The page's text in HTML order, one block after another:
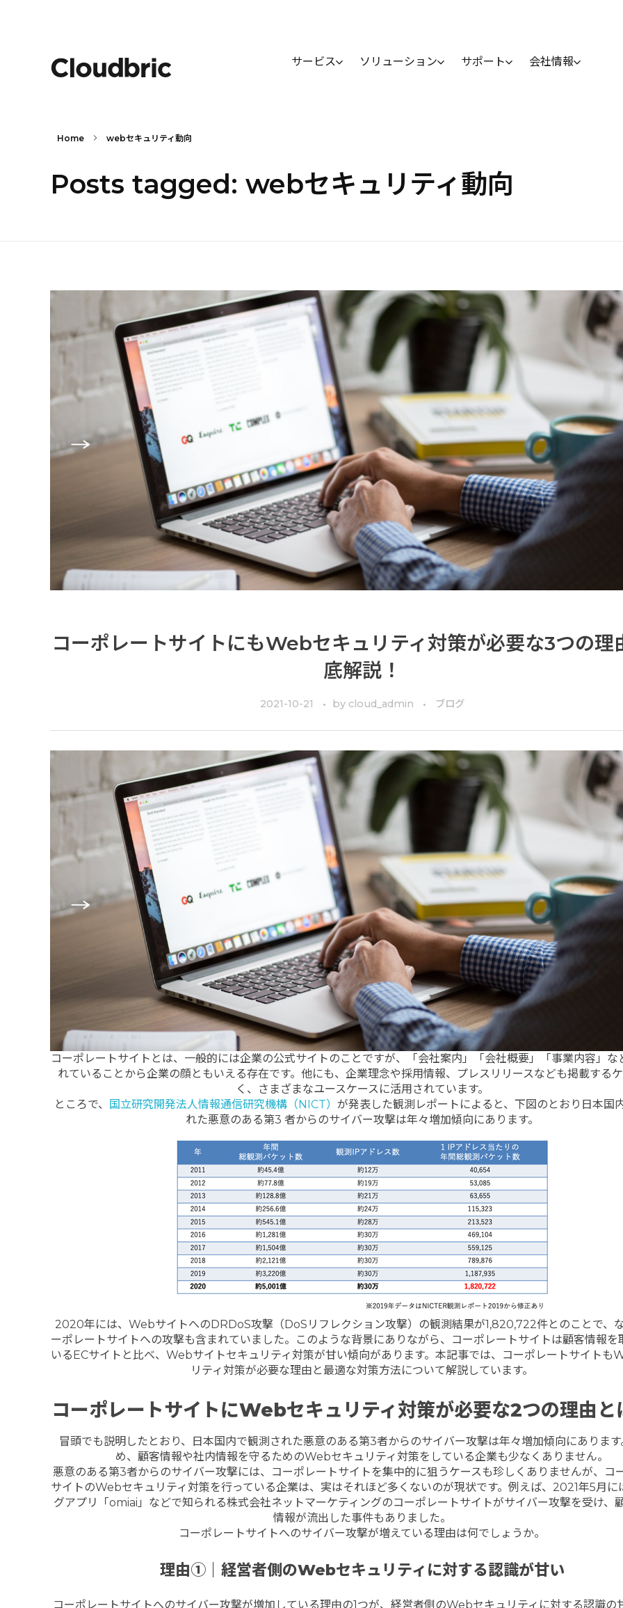
サービス ソリューション サポート 会社情報
Home webセキュリティ動向
Posts tagged: webセキュリティ動向
コーポレートサイトにもWebセキュリティ対策が必要な3つの理
底解説！
2021-10-21 by cloud_admin ブログ
コーポレートサイトとは、一般的には企業の公式サイトのことですが、「会社案内」「会社概要」「事業内容」な
れていることから企業の顔ともいえる存在です。他にも、企業理念や採用情報、プレスリリースなども掲載する
く、さまざまなユースケースに活用されています。
ところで、
国立研究開発法人情報通信研究機構（NICT） が発表した観測レポートによると、下図のとおり日本国
れた悪意のある第3 者からのサイバー攻撃は年々増加傾向にあります。
2020年には、WebサイトへのDRDoS攻撃（DoSリフレクション攻撃）の観測結果が1,820,722件とのことで、
ーポレートサイトへの攻撃も含まれていました。このような背景にありながら、コーポレートサイトは顧客情報を
いるECサイトと比べ、 Webサイトセキュリティ対策が甘い傾向があります。本記事では、コーポレートサイトも
リティ対策が必要な理由と最適な対策方法について解説しています。
コーポレートサイトにWebセキュリティ対策が必要な2つの理由と
冒頭でも説明したとおり、日本国内で観測された悪意のある第3者からのサイバー攻撃は年々増加傾向にありま
め、顧客情報や社内情報を守るためのWebセキュリティ対策をしている企業も少なくありません。
悪意のある第3者からのサイバー攻撃には、コーポレートサイトを集中的に狙うケースも珍しくありませんが、コ
サイトのWebセキュリティ対策を行っている企業は、実はそれほど多くないのが現状です。例えば、2021年5月に
グアプリ「omiai」などで知られる株式会社ネットマーケティングのコーポレートサイトがサイバー攻撃を受け、
情報が流出した事件もありました。
コーポレートサイトへのサイバー攻撃が増えている理由は何でしょうか。
理由①｜経営者側のWebセキュリティに対する認識が甘い
コーポレートサイトへのサイバー攻撃が増加している理由の1つが、経営者側のWebセキュリティに対する認識の